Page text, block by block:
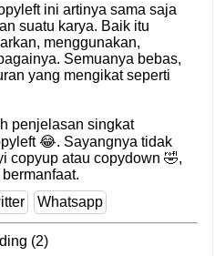
ini artinya sama saja
suatu karya. Baik itu
menggunakan,
Semuanya bebas,
yang mengikat seperti
penjelasan singkat
😂. Sayangnya tidak
copyup atau copydown 🤣,
Whatsapp
(1)